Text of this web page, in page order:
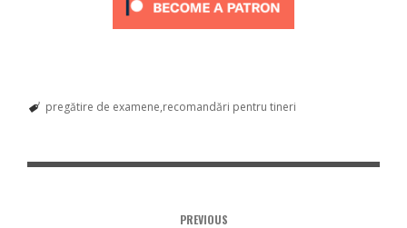
pregătire de examene recomandări pentru tineri
PREVIOUS